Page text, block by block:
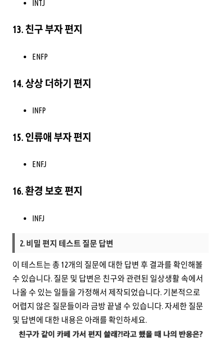
INTJ
13. 친구 부자 편지
ENFP
14. 상상 더하기 편지
INFP
15. 인류애 부자 편지
ENFJ
16. 환경 보호 편지
INFJ
2. 비밀 편지 테스트 질문 답변
이 테스트는 총 12개의 질문에 대한 답변 후 결과를 확인해볼
수 있습니다. 질문 및 답변은 친구와 관련된 일상생활 속에서
나올 수 있는 일들을 가정해서 제작되었습니다. 기본적으로
어렵지 않은 질문들이라 금방 끝낼 수 있습니다. 자세한 질문
및 답변에 대한 내용은 아래를 확인하세요.